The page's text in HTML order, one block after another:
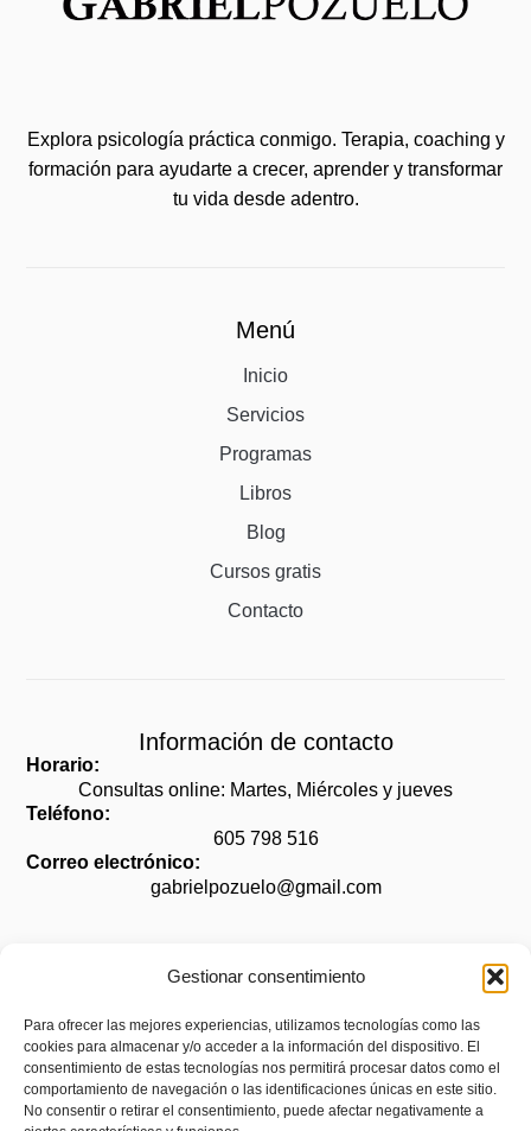
Gestionar consentimiento
Para ofrecer las mejores experiencias, utilizamos tecnologías como las
cookies para almacenar y/o acceder a la información del dispositivo. El
consentimiento de estas tecnologías nos permitirá procesar datos como el
comportamiento de navegación o las identificaciones únicas en este sitio.
No consentir o retirar el consentimiento, puede afectar negativamente a
Explora psicología práctica conmigo. Terapia, coaching y
formación para ayudarte a crecer, aprender y transformar
tu vida desde adentro.
Menú
Inicio
Servicios
Programas
Libros
Blog
Cursos gratis
Contacto
Información de contacto
Horario:
Consultas online: Martes, Miércoles y jueves
Teléfono:
605 798 516
Correo electrónico:
gabrielpozuelo@gmail.com
Aviso legal
Política de privacidad